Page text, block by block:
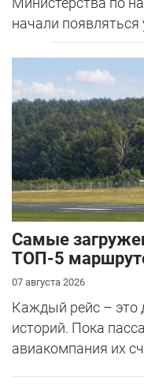
начали появляться
Самые
ТОП-5
07 августа 2026
Каждый рейс – это
историй. Пока
авиакомпания их